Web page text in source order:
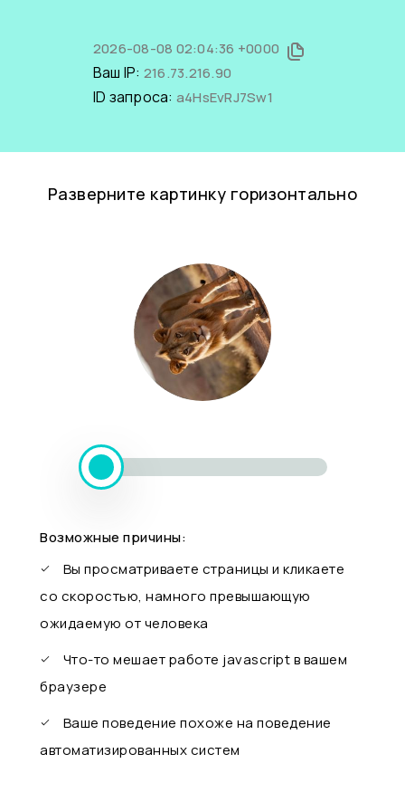
2026-08-08 02:04:36 +0000
Ваш IP: 216.73.216.90
ID запроса: a4HsEvRJ7Sw1
Разверните картинку горизонтально
Возможные причины:
Вы просматриваете страницы и кликаете
со скоростью, намного превышающую
ожидаемую от человека
Что-то мешает работе javascript в вашем
браузере
Ваше поведение похоже на поведение
автоматизированных систем